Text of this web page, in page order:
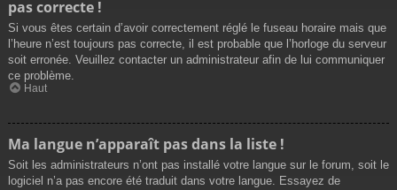
pas correcte !
Si vous êtes certain d’avoir correctement réglé le fuseau horaire mais que
l’heure n’est toujours pas correcte, il est probable que l’horloge du serveur
soit erronée. Veuillez contacter un administrateur afin de lui communiquer
ce problème.
Haut
Ma langue n’apparaît pas dans la liste !
Soit les administrateurs n’ont pas installé votre langue sur le forum, soit le
logiciel n’a pas encore été traduit dans votre langue. Essayez de